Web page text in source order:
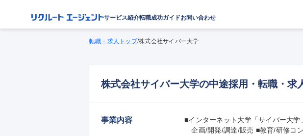
サービス紹介転職成功ガイドお問い合わせ
転職・求人トップ/株式会社サイバー大学
株式会社サイバー大学の中途採用・転職・求
事業内容
■インターネット大学「サイバー大
企画/開発/調達/販売 ■教育/研修コ